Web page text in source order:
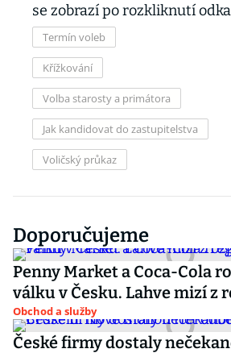
se zobrazí po rozkliknutí
Termín voleb
Křížkování
Volba starosty a primátora
Jak kandidovat do zastupitelstva
Voličský průkaz
Doporučujeme
Penny Market a Coca-Cola
válku v Česku. Lahve mizí z
Obchod a služby
České firmy dostaly